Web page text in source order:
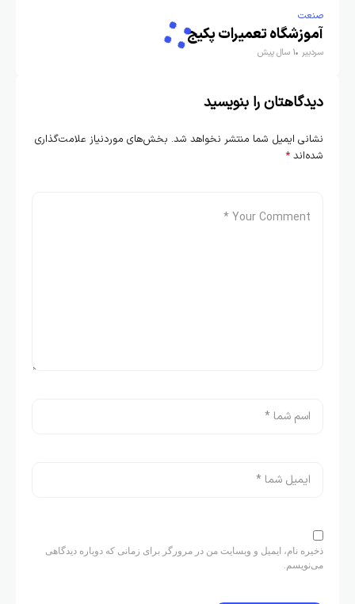
صنعت
آموزشگاه تعمیرات پکیج
سردبیر 1 سال پیش
دیدگاهتان را بنویسید
نشانی ایمیل شما منتشر نخواهد شد. بخش‌های موردنیاز علامت‌گذاری
شده‌اند *
ذخیره نام، ایمیل و وبسایت من در مرورگر برای زمانی که دوباره دیدگاهی
می‌نویسم.